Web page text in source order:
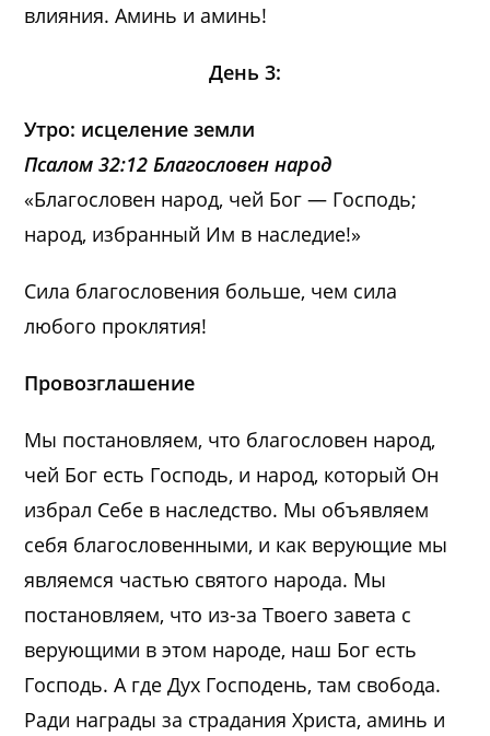
влияния. Аминь и аминь!
День 3:
Утро: исцеление земли
Псалом 32:12 Благословен народ
«Благословен народ, чей Бог — Господь;
народ, избранный Им в наследие!»
Сила благословения больше, чем сила
любого проклятия!
Провозглашение
Мы постановляем, что благословен народ,
чей Бог есть Господь, и народ, который Он
избрал Себе в наследство. Мы объявляем
себя благословенными, и как верующие мы
являемся частью святого народа. Мы
постановляем, что из-за Твоего завета с
верующими в этом народе, наш Бог есть
Господь. А где Дух Господень, там свобода.
Ради награды за страдания Христа, аминь и